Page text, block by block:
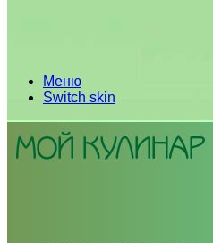
Меню
Switch skin